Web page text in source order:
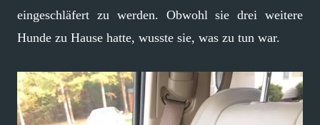
eingeschläfert zu werden. Obwohl sie drei weitere
Hunde zu Hause hatte, wusste sie, was zu tun war.